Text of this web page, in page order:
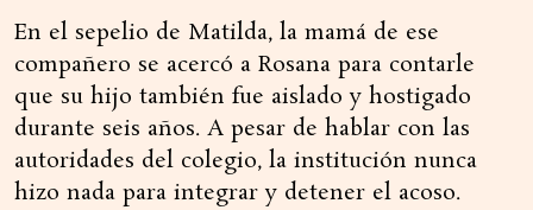
En el sepelio de Matilda, la mamá de ese
compañero se acercó a Rosana para contarle
que su hijo también fue aislado y hostigado
durante seis años. A pesar de hablar con las
autoridades del colegio, la institución nunca
hizo nada para integrar y detener el acoso.